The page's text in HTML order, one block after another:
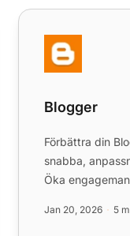
Blogger
Blogger
Förbättra din
snabba,
Öka
Jan 20, 2026 5